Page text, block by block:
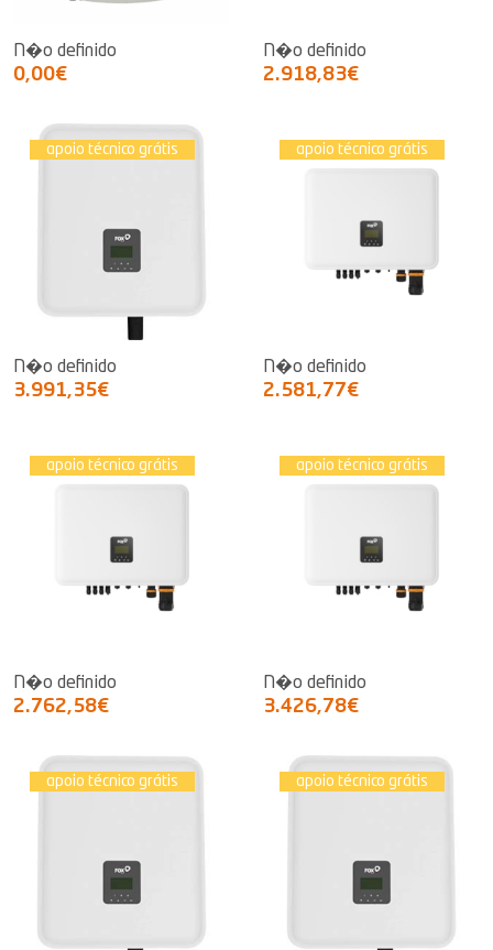
N�o definido
0,00€
N�o definido
2.918,83€
apoio técnico grátis
N�o definido
3.991,35€
apoio técnico grátis
N�o definido
2.581,77€
apoio técnico grátis
N�o definido
2.762,58€
apoio técnico grátis
N�o definido
3.426,78€
apoio técnico grátis apoio técnico grátis